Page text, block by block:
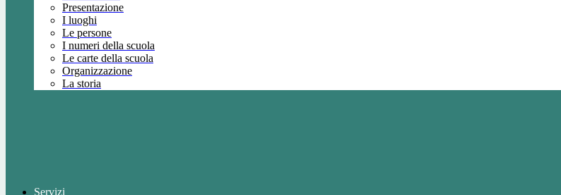
Presentazione
I luoghi
Le persone
I numeri della scuola
Le carte della scuola
Organizzazione
La storia
Servizi